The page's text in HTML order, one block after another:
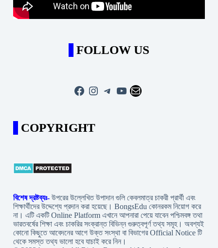
FOLLOW US
Facebook
Instagram
Telegram
YouTube
Mail
COPYRIGHT
বিশেষ দ্রষ্টব্যঃ- উপরের উল্লেখিত উপাদান গুলি কেবলমাত্র চাকরী প্রার্থী এবং
শিক্ষার্থীদের উদ্দেশ্যে প্রদান করা হয়েছে। BongsEdu কোনরকম নিয়োগ করে
না। এটি একটি Online Platform এখানে আপনারা পেয়ে যাবেন পশ্চিমবঙ্গ তথা
ভারতবর্ষের শিক্ষা এবং চাকরির সংক্রান্ত বিভিন্ন গুরুত্বপূর্ণ তথ্য সমূহ। অবশ্যই
কোনো কিছুতে আবেদনের আগে উক্ত সংস্থা বা বিভাগের Official Notice টি
থেকে সমস্ত তথ্য ভালো হবে যাচাই করে নিন।